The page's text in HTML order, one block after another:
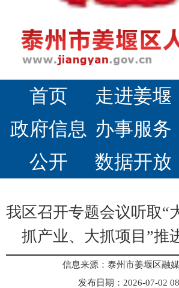
首页 走进姜堰
政府信息
公开
办事服务
数据开放
我区召开专题会议听取“
抓产业、大抓项目”推
信息来源：泰州市姜堰区融
发布日期：2026-07-02